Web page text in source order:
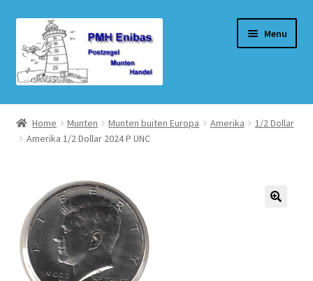
door
naar
navigatie
naar
de
inhoud
Menu
Home
Beurzen
Winkelmand
Afrekenen
Home Munten Munten buiten Europa Amerika
1/2 Dollar
Amerika 1/2 Dollar 2024 P UNC